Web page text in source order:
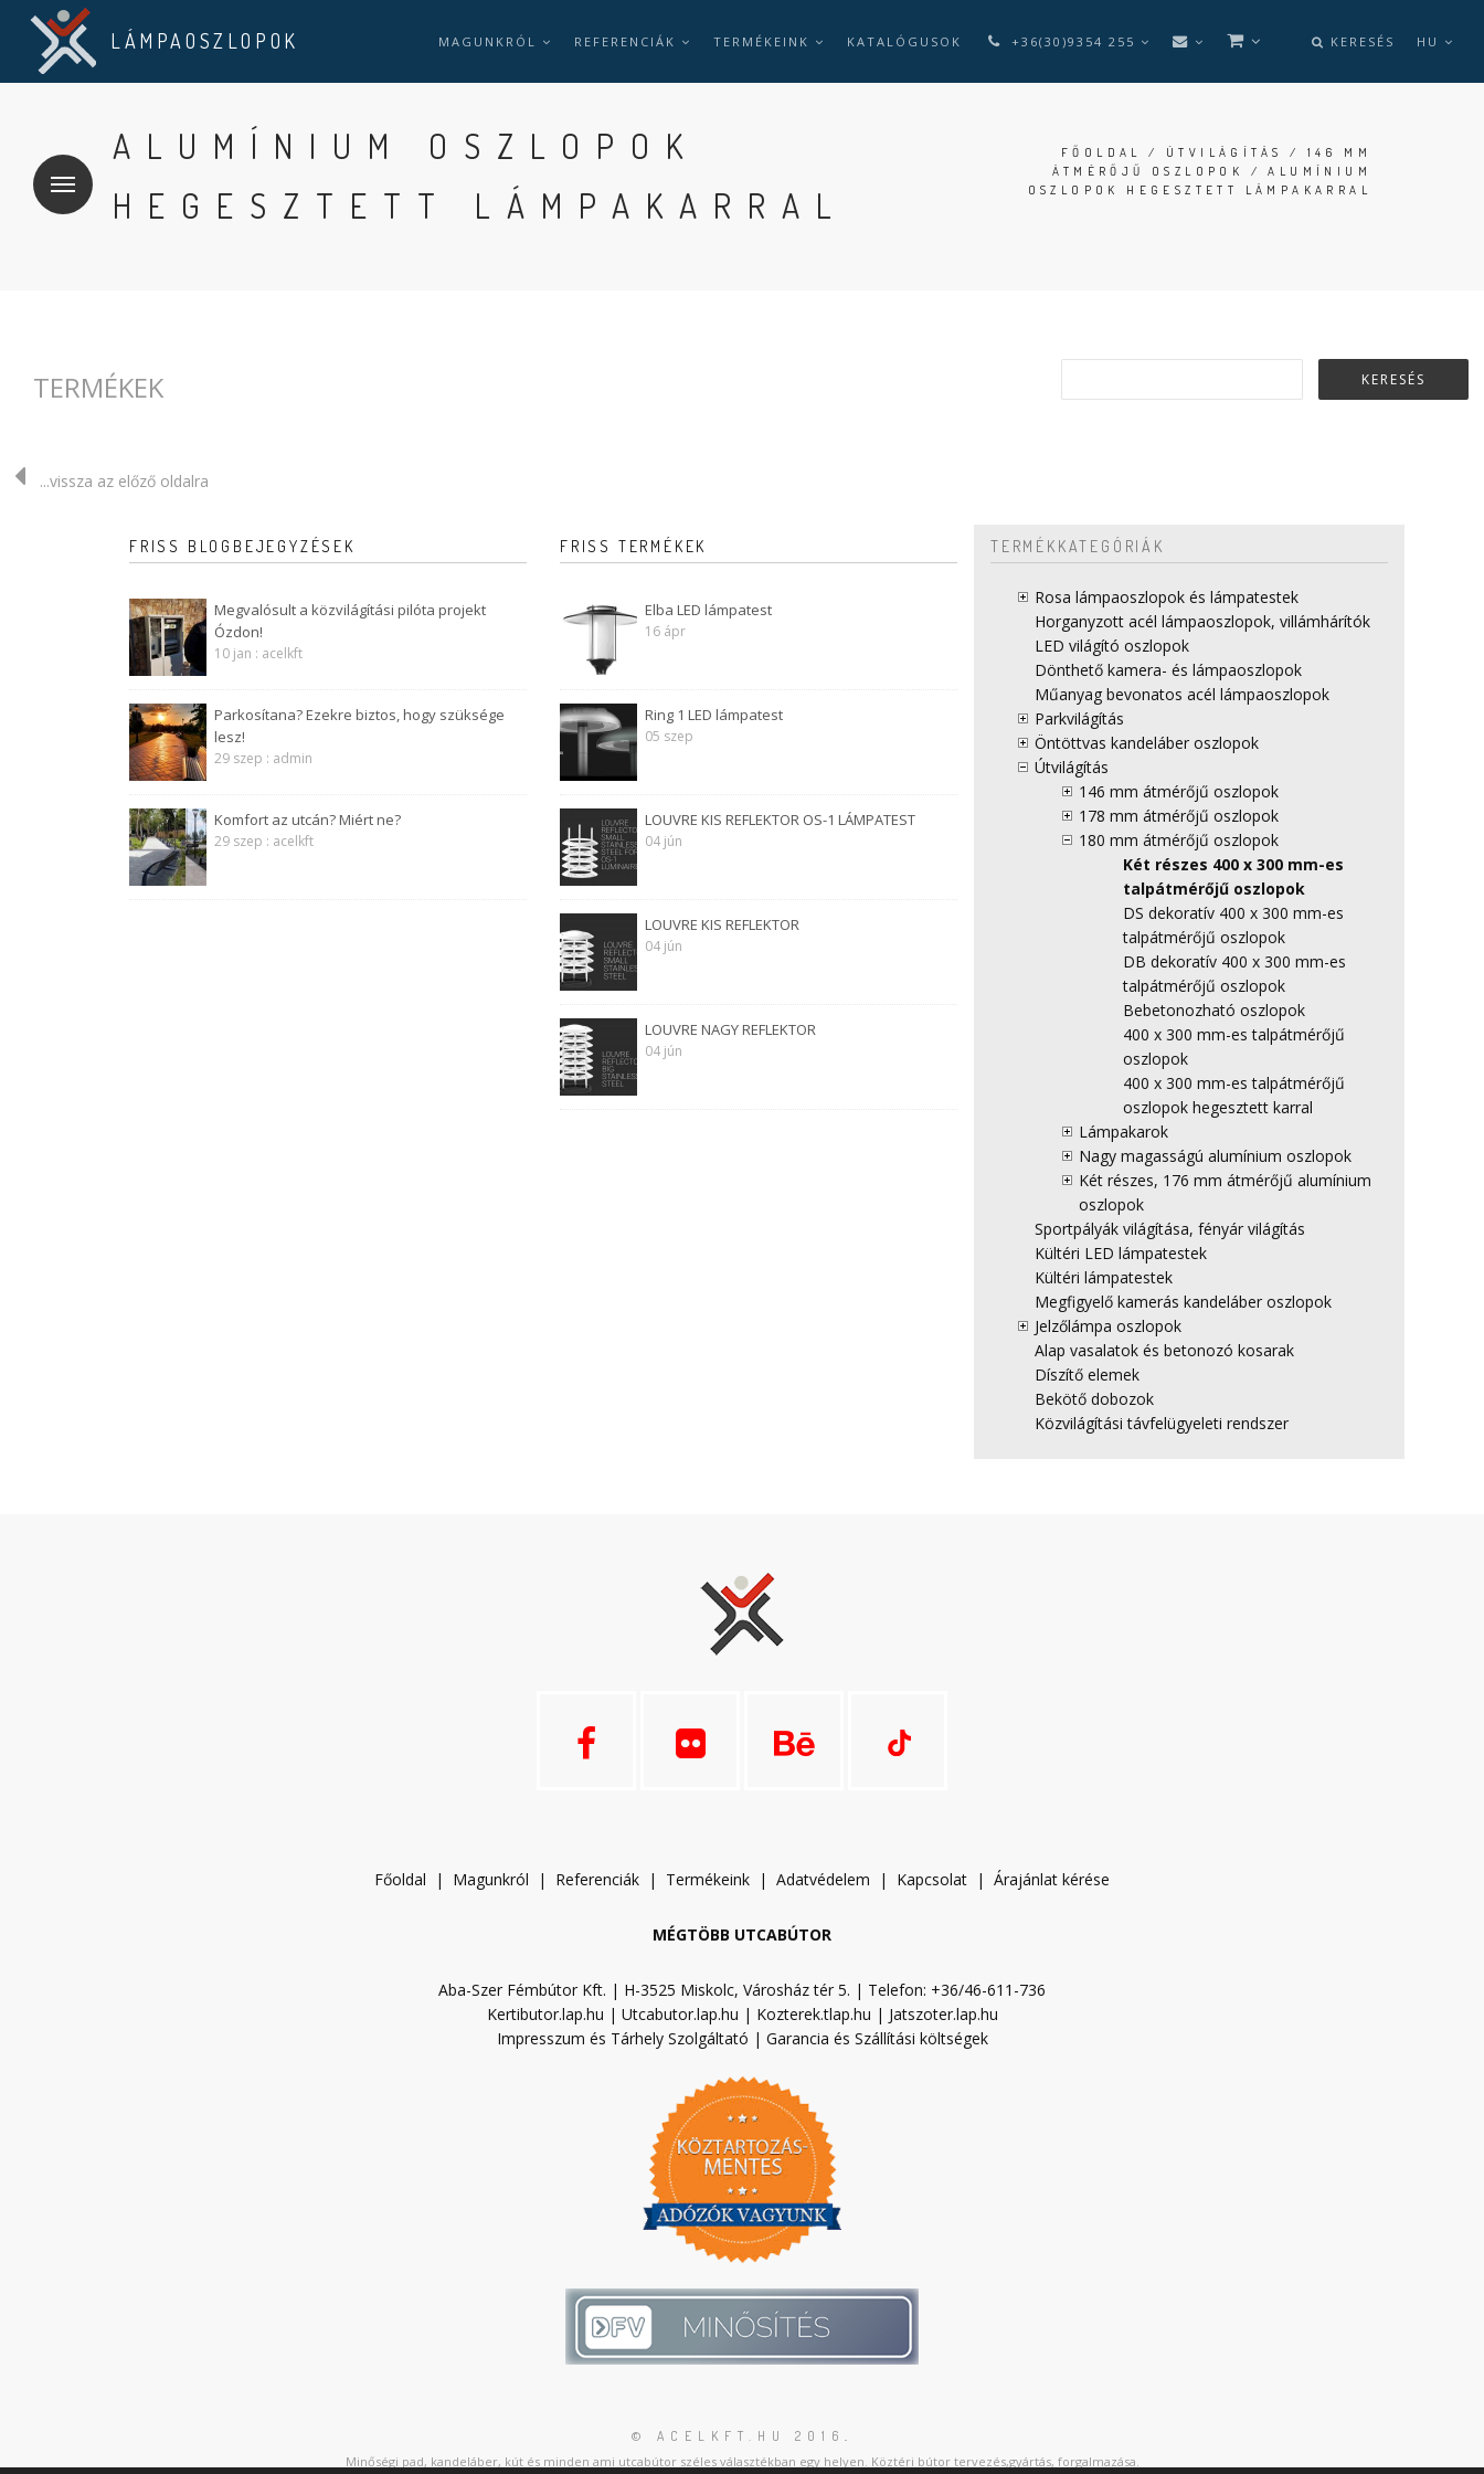
MAGUNKRÓL REFERENCIÁK TERMÉKEINK KATALÓGUSOK +36(30)9354 255 KERESÉS HU
LÁMPAOSZLOPOK
ALUMÍNIUM OSZLOPOK
HEGESZTETT LÁMPAKARRAL
FŐOLDAL / ÚTVILÁGÍTÁS / 146 MM
ÁTMÉRŐJŰ OSZLOPOK
/ ALUMÍNIUM
OSZLOPOK HEGESZTETT LÁMPAKARRAL
TERMÉKEK
...vissza az előző oldalra
FRISS BLOGBEJEGYZÉSEK
Megvalósult a közvilágítási pilóta projekt
Ózdon!
10 jan : acelkft
Parkosítana? Ezekre biztos, hogy szüksége
lesz!
29 szep : admin
Komfort az utcán? Miért ne?
29 szep : acelkft
FRISS TERMÉKEK
Elba LED lámpatest
16 ápr
Ring 1 LED lámpatest
05 szep
LOUVRE KIS REFLEKTOR OS-1 LÁMPATEST
04 jún
LOUVRE KIS REFLEKTOR
04 jún
LOUVRE NAGY REFLEKTOR
04 jún
TERMÉKKATEGÓRIÁK
Rosa lámpaoszlopok és lámpatestek
Horganyzott acél lámpaoszlopok, villámhárítók
LED világító oszlopok
Dönthető kamera- és lámpaoszlopok
Műanyag bevonatos acél lámpaoszlopok
Parkvilágítás
Öntöttvas kandeláber oszlopok
Útvilágítás
146 mm átmérőjű oszlopok
178 mm átmérőjű oszlopok
180 mm átmérőjű oszlopok
Két részes 400 x 300 mm-es
talpátmérőjű oszlopok
DS dekoratív 400 x 300 mm-es
talpátmérőjű oszlopok
DB dekoratív 400 x 300 mm-es
talpátmérőjű oszlopok
Bebetonozható oszlopok
400 x 300 mm-es talpátmérőjű
oszlopok
400 x 300 mm-es talpátmérőjű
oszlopok hegesztett karral
Lámpakarok
Nagy magasságú alumínium oszlopok
Két részes, 176 mm átmérőjű alumínium
oszlopok
Sportpályák világítása, fényár világítás
Kültéri LED lámpatestek
Kültéri lámpatestek
Megfigyelő kamerás kandeláber oszlopok
Jelzőlámpa oszlopok
Alap vasalatok és betonozó kosarak
Díszítő elemek
Bekötő dobozok
Közvilágítási távfelügyeleti rendszer
Főoldal | Magunkról | Referenciák | Termékeink | Adatvédelem | Kapcsolat | Árajánlat kérése
MÉGTÖBB UTCABÚTOR
Aba-Szer Fémbútor Kft. | H-3525 Miskolc, Városház tér 5. | Telefon: +36/46-611-736
Kertibutor.lap.hu | Utcabutor.lap.hu | Kozterek.tlap.hu | Jatszoter.lap.hu
Impresszum és Tárhely Szolgáltató | Garancia és Szállítási költségek
© ACELKFT.HU 2016 .
Minőségi pad, kandeláber, kút és minden ami utcabútor széles választékban egy helyen. Köztéri bútor tervezés,gyártás, forgalmazása.